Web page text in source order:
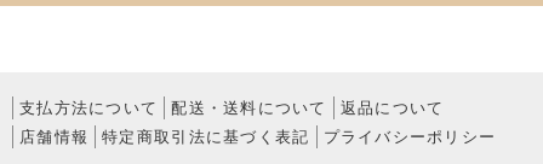
支払方法について 配送・送料について
返品について
店舗情報
特定商取引法に基づく表記 プライバシーポリシー